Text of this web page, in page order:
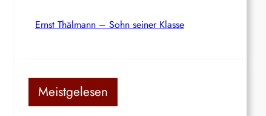
Ernst Thälmann – Sohn seiner Klasse
Meistgelesen